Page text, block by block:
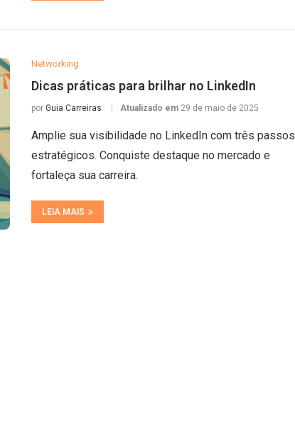
Networking
Dicas práticas para brilhar no LinkedIn
por Guia Carreiras Atualizado em 29 de maio de 2025
Amplie sua visibilidade no LinkedIn com três passos
estratégicos. Conquiste destaque no mercado e
fortaleça sua carreira.
LEIA MAIS